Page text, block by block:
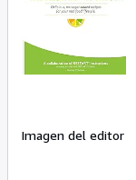
Imagen del editor